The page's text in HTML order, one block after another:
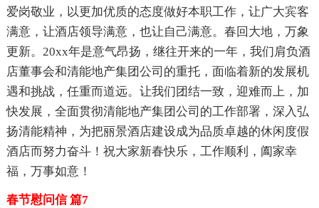
爱岗敬业，以更加优质的态度做好本职工作，让广大宾客
满意，让酒店领导满意，也让自己满意。春回大地，万象
更新。20xx年是意气昂扬，继往开来的一年，我们肩负酒
店董事会和清能地产集团公司的重托，面临着新的发展机
遇和挑战，任重而道远。让我们团结一致，迎难而上，加
快发展，全面贯彻清能地产集团公司的工作部署，深入弘
扬清能精神，为把丽景酒店建设成为品质卓越的休闲度假
酒店而努力奋斗！祝大家新春快乐，工作顺利，阖家幸
福，万事如意！
春节慰问信 篇7